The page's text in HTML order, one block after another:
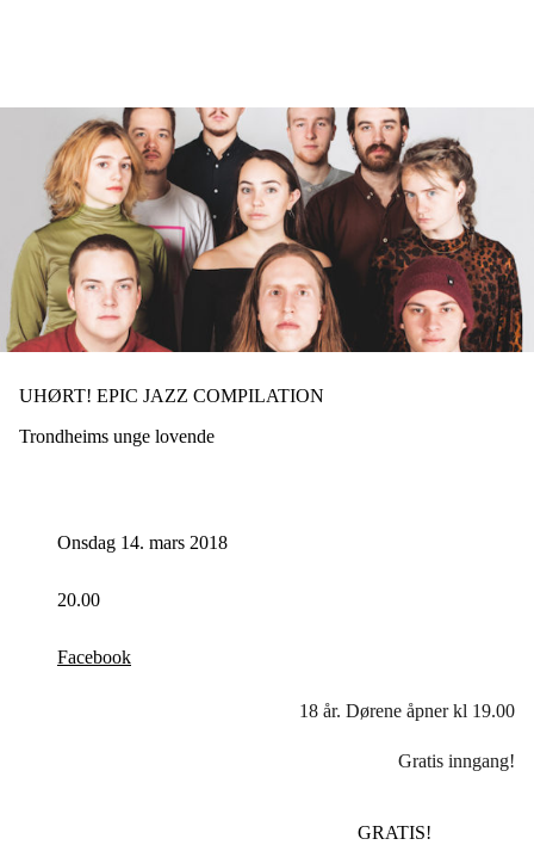
UHØRT! EPIC JAZZ COMPILATION
Trondheims unge lovende
Onsdag 14. mars 2018
20.00
Facebook
18 år. Dørene åpner kl 19.00
Gratis inngang!
GRATIS!